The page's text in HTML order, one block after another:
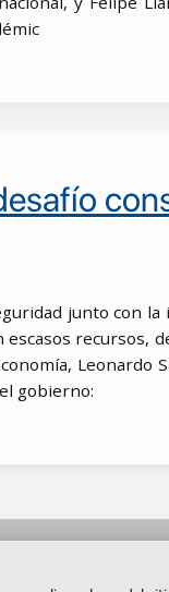
junto con
escasos
gobierno: